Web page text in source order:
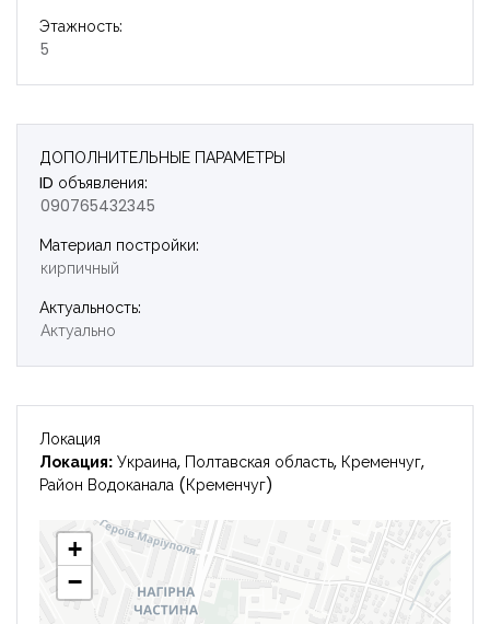
Этажность:
5
ДОПОЛНИТЕЛЬНЫЕ ПАРАМЕТРЫ
ID объявления:
090765432345
Материал постройки:
кирпичный
Актуальность:
Актуально
Локация
Локация: Украина, Полтавская область, Кременчуг,
Район Водоканала (Кременчуг)
+
−
Запомнить